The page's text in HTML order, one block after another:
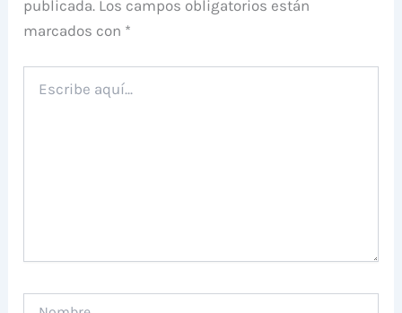
publicada. Los campos obligatorios están
marcados con *
aquí...